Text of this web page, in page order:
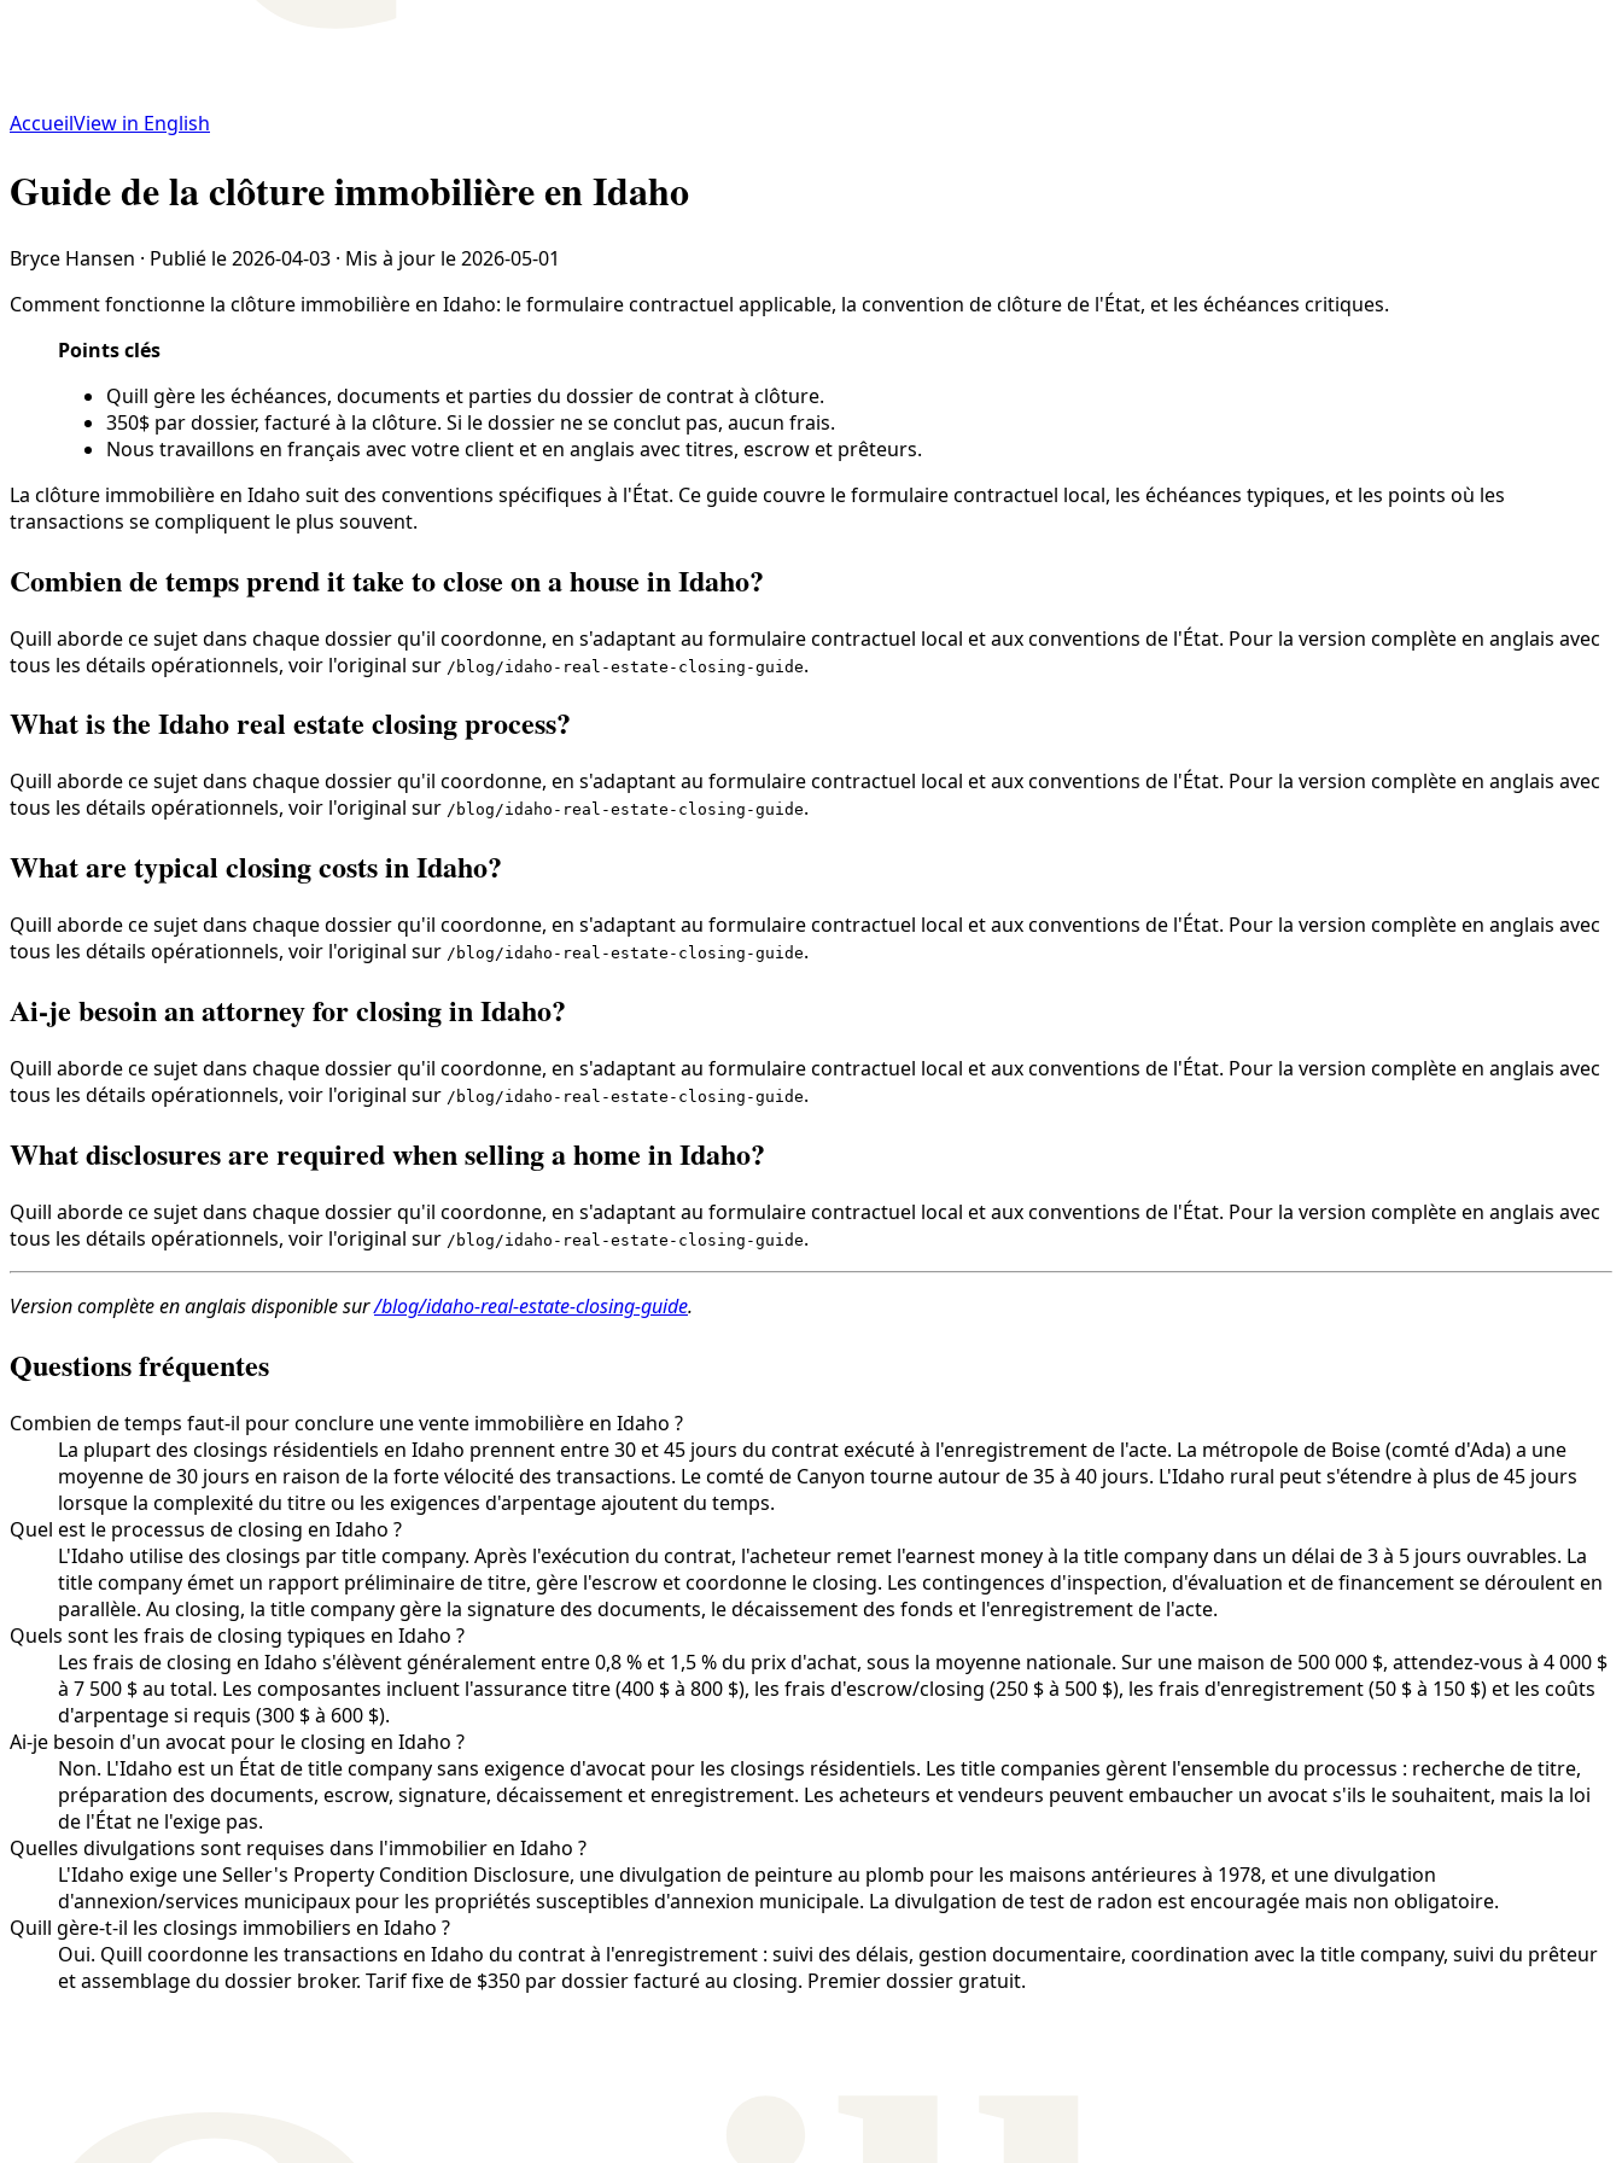
AccueilView in English
Guide de la clôture immobilière en Idaho
Bryce Hansen · Publié le2026-04-03 · Mis à jour le2026-05-01
Comment fonctionne la clôture immobilière en Idaho: le formulaire contractuel applicable, la convention de clôture de l'État, et les échéances critiques.
Points clés
Quill gère les échéances, documents et parties du dossier de contrat à clôture.
350$ par dossier, facturé à la clôture. Si le dossier ne se conclut pas, aucun frais.
Nous travaillons en français avec votre client et en anglais avec titres, escrow et prêteurs.
La clôture immobilière en Idaho suit des conventions spécifiques à l'État. Ce guide couvre le formulaire contractuel local, les échéances typiques, et les points où les
transactions se compliquent le plus souvent.
Combien de temps prend it take to close on a house in Idaho?
Quill aborde ce sujet dans chaque dossier qu'il coordonne, en s'adaptant au formulaire contractuel local et aux conventions de l'État. Pour la version complète en anglais avec
tous les détails opérationnels, voir l'original sur /blog/idaho-real-estate-closing-guide.
What is the Idaho real estate closing process?
Quill aborde ce sujet dans chaque dossier qu'il coordonne, en s'adaptant au formulaire contractuel local et aux conventions de l'État. Pour la version complète en anglais avec
tous les détails opérationnels, voir l'original sur /blog/idaho-real-estate-closing-guide.
What are typical closing costs in Idaho?
Quill aborde ce sujet dans chaque dossier qu'il coordonne, en s'adaptant au formulaire contractuel local et aux conventions de l'État. Pour la version complète en anglais avec
tous les détails opérationnels, voir l'original sur /blog/idaho-real-estate-closing-guide.
Ai-je besoin an attorney for closing in Idaho?
Quill aborde ce sujet dans chaque dossier qu'il coordonne, en s'adaptant au formulaire contractuel local et aux conventions de l'État. Pour la version complète en anglais avec
tous les détails opérationnels, voir l'original sur /blog/idaho-real-estate-closing-guide.
What disclosures are required when selling a home in Idaho?
Quill aborde ce sujet dans chaque dossier qu'il coordonne, en s'adaptant au formulaire contractuel local et aux conventions de l'État. Pour la version complète en anglais avec
tous les détails opérationnels, voir l'original sur /blog/idaho-real-estate-closing-guide.
Version complète en anglais disponible sur/blog/idaho-real-estate-closing-guide.
Questions fréquentes
Combien de temps faut-il pour conclure une vente immobilière en Idaho ?
La plupart des closings résidentiels en Idaho prennent entre 30 et 45 jours du contrat exécuté à l'enregistrement de l'acte. La métropole de Boise (comté d'Ada) a une
moyenne de 30 jours en raison de la forte vélocité des transactions. Le comté de Canyon tourne autour de 35 à 40 jours. L'Idaho rural peut s'étendre à plus de 45 jours
lorsque la complexité du titre ou les exigences d'arpentage ajoutent du temps.
Quel est le processus de closing en Idaho ?
L'Idaho utilise des closings par title company. Après l'exécution du contrat, l'acheteur remet l'earnest money à la title company dans un délai de 3 à 5 jours ouvrables. La
title company émet un rapport préliminaire de titre, gère l'escrow et coordonne le closing. Les contingences d'inspection, d'évaluation et de financement se déroulent en
parallèle. Au closing, la title company gère la signature des documents, le décaissement des fonds et l'enregistrement de l'acte.
Quels sont les frais de closing typiques en Idaho ?
Les frais de closing en Idaho s'élèvent généralement entre 0,8 % et 1,5 % du prix d'achat, sous la moyenne nationale. Sur une maison de 500 000 $, attendez-vous à 4 000 $
à 7 500 $ au total. Les composantes incluent l'assurance titre (400 $ à 800 $), les frais d'escrow/closing (250 $ à 500 $), les frais d'enregistrement (50 $ à 150 $) et les coûts
d'arpentage si requis (300 $ à 600 $).
Ai-je besoin d'un avocat pour le closing en Idaho ?
Non. L'Idaho est un État de title company sans exigence d'avocat pour les closings résidentiels. Les title companies gèrent l'ensemble du processus : recherche de titre,
préparation des documents, escrow, signature, décaissement et enregistrement. Les acheteurs et vendeurs peuvent embaucher un avocat s'ils le souhaitent, mais la loi
de l'État ne l'exige pas.
Quelles divulgations sont requises dans l'immobilier en Idaho ?
L'Idaho exige une Seller's Property Condition Disclosure, une divulgation de peinture au plomb pour les maisons antérieures à 1978, et une divulgation
d'annexion/services municipaux pour les propriétés susceptibles d'annexion municipale. La divulgation de test de radon est encouragée mais non obligatoire.
Quill gère-t-il les closings immobiliers en Idaho ?
Oui. Quill coordonne les transactions en Idaho du contrat à l'enregistrement : suivi des délais, gestion documentaire, coordination avec la title company, suivi du prêteur
et assemblage du dossier broker. Tarif fixe de $350 par dossier facturé au closing. Premier dossier gratuit.